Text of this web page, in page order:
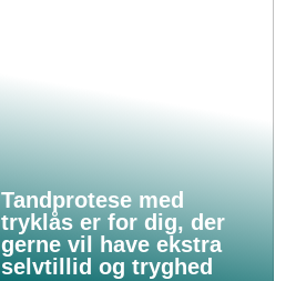
Tandprotese med
tryklås er for dig, der
gerne vil have ekstra
selvtillid og tryghed